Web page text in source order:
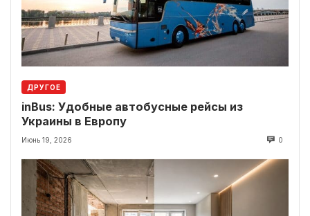
ДРУГОЕ
inBus: Удобные автобусные рейсы из
Украины в Европу
Июнь 19, 2026 0